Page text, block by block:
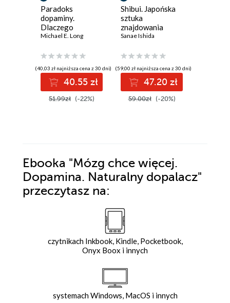
Paradoks
dopaminy.
Dlaczego
dostajemy coraz
chcemy coraz
więcej
Michael E. Long
(40,03 zł najniższa cena z 30 dni)
40.55 zł
51.99zł (-22%)
Shibui. Japońska
sztuka
znajdowania
piękna w upływie
Sanae Ishida
(59,00 zł najniższa cena z 30 dni)
47.20 zł
59.00zł (-20%)
Ebooka "Mózg chce więcej.
Dopamina. Naturalny dopalacz"
przeczytasz na:
czytnikach Inkbook, Kindle, Pocketbook,
Onyx Boox i innych
systemach Windows, MacOS i innych